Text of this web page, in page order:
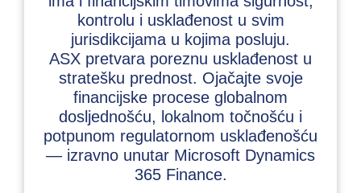
kontrolu i usklađenost u svim
jurisdikcijama u kojima posluju.
ASX pretvara poreznu usklađenost u
stratešku prednost. Ojačajte svoje
financijske procese globalnom
dosljednošću, lokalnom točnošću i
potpunom regulatornom usklađenošću
— izravno unutar Microsoft Dynamics
365 Finance.